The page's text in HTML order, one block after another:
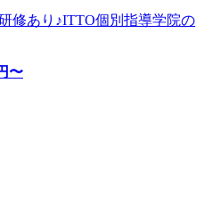
修あり♪ITTO個別指導学院の
〜